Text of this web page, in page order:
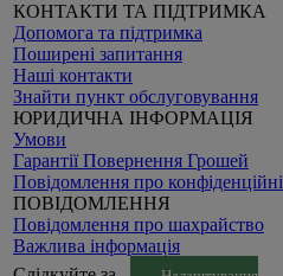
КОНТАКТИ ТА ПІДТРИМКА
Допомога та підтримка
Поширені запитання
Наші контакти
Знайти пункт обслуговування
ЮРИДИЧНА ІНФОРМАЦІЯ
Умови
Гарантії Повернення Грошей
Повідомлення про
ПОВІДОМЛЕННЯ
Повідомлення про шахрайство
Важлива інформація